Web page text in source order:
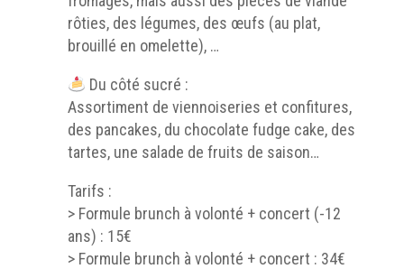
rôties, des légumes, des œufs (au plat,
brouillé en omelette), …
Du côté sucré :
Assortiment de viennoiseries et confitures,
des pancakes, du chocolate fudge cake, des
tartes, une salade de fruits de saison…
Tarifs :
> Formule brunch à volonté + concert (-12
ans) : 15€
> Formule brunch à volonté + concert : 34€